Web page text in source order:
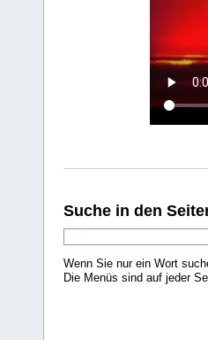
Suche in den
Wenn Sie nur ein Wort
Die Menüs sind auf jeder